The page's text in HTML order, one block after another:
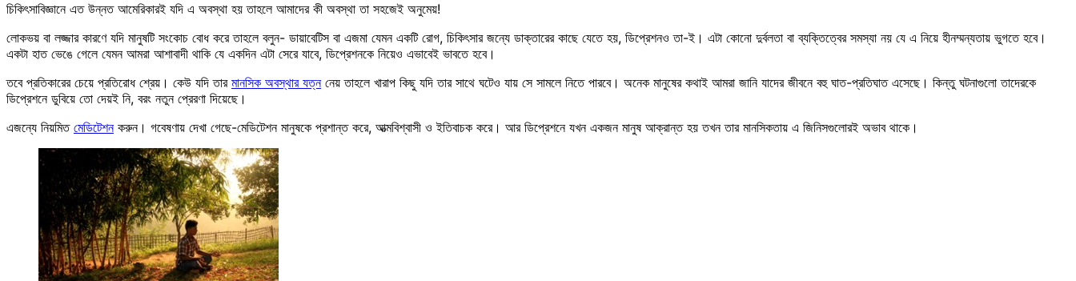
চিকিৎসাবিজ্ঞানে এত উন্নত আমেরিকারই যদি এ অবস্থা হয় তাহলে আমাদের কী অবস্থা তা সহজেই অনুমেয়!
লোকভয় বা লজ্জার কারণে যদি মানুষটি সংকোচ বোধ করে তাহলে বলুন- ডায়াবেটিস বা এজমা যেমন একটি রোগ, চিকিৎসার জন্যে ডাক্তারের কাছে যেতে হয়, ডিপ্রেশনও তা-ই। এটা কোনো দুর্বলতা বা ব্যক্তিত্বের সমস্যা নয় যে এ নিয়ে হীনম্মন্যতায় ভুগতে হবে।
একটা হাত ভেঙে গেলে যেমন আমরা আশাবাদী থাকি যে একদিন এটা সেরে যাবে, ডিপ্রেশনকে নিয়েও এভাবেই ভাবতে হবে।
তবে প্রতিকারের চেয়ে প্রতিরোধ শ্রেয়। কেউ যদি তার মানসিক অবস্থার যত্ননেয় তাহলে খারাপ কিছু যদি তার সাথে ঘটেও যায় সে সামলে নিতে পারবে। অনেক মানুষের কথাই আমরা জানি যাদের জীবনে বহু ঘাত-প্রতিঘাত এসেছে। কিন্তু ঘটনাগুলো তাদেরকে
ডিপ্রেশনে ডুবিয়ে তো দেয়ই নি, বরং নতুন প্রেরণা দিয়েছে।
এজন্যে নিয়মিত মেডিটেশনকরুন। গবেষণায় দেখা গেছে-মেডিটেশন মানুষকে প্রশান্ত করে, আত্মবিশ্বাসী ও ইতিবাচক করে। আর ডিপ্রেশনে যখন একজন মানুষ আক্রান্ত হয় তখন তার মানসিকতায় এ জিনিসগুলোরই অভাব থাকে।